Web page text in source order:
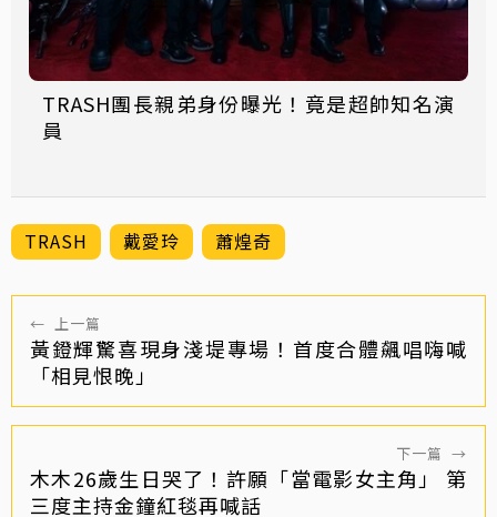
TRASH團長親弟身份曝光！竟是超帥知名演
員
TRASH 戴愛玲 蕭煌奇
← 上一篇
黃鐙輝驚喜現身淺堤專場！首度合體飆唱嗨喊
「相見恨晚」
下一篇 →
木木26歲生日哭了！許願「當電影女主角」 第
三度主持金鐘紅毯再喊話